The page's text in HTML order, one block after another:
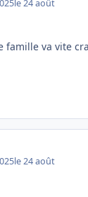
le 24 août
famille va vite
le 24 août